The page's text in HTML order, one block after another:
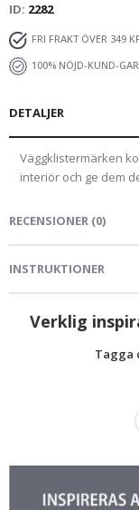
ID 2282
FRI FRAKT ÖVER 349
100% NÖJD-KUND-
DETALJER
Väggklistermärken
interiör och ge dem
RECENSIONER (0)
INSTRUKTIONER
Verklig
Tagga